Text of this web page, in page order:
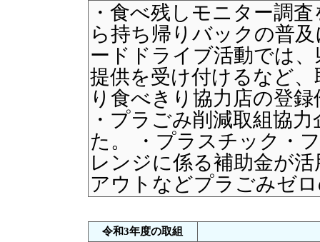
・食べ残しモニター調
ら持ち帰りバックの普
ードドライブ活動では
提供を受け付けるなど
り食べきり協力店の登
・プラごみ削減取組協
た。 ・プラスチック・
レンジに係る補助金が
アウトなどプラごみゼ
令和3年度の取組